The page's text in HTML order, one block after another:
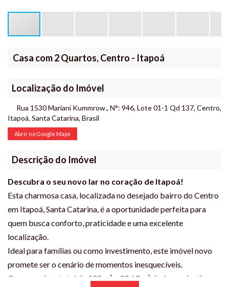
Casa com 2 Quartos, Centro - Itapoá
Localização do Imóvel
Rua 1530 Mariani Kummrow., N°: 946, Lote 01-1 Qd 137, Centro,
Itapoá, Santa Catarina, Brasil
Abrir no Google Maps
Descrição do Imóvel
Descubra o seu novo lar no coração de Itapoá!
Esta charmosa casa, localizada no desejado bairro do Centro
em Itapoá, Santa Catarina, é a oportunidade perfeita para
quem busca conforto, praticidade e uma excelente
localização.
Ideal para famílias ou como investimento, este imóvel novo
promete ser o cenário de momentos inesquecíveis.
Com uma área total de 102 m² e 39,63 m² de área privativa, a